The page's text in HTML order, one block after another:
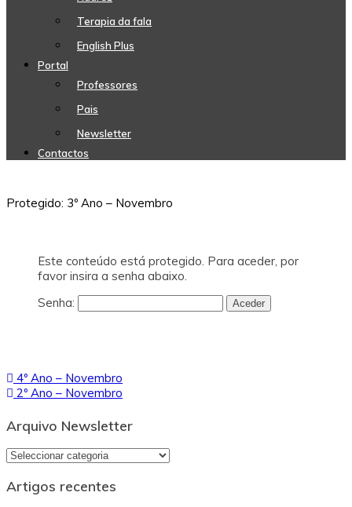
Terapia da fala
English Plus
Portal
Professores
Pais
Newsletter
Contactos
Protegido: 3º Ano – Novembro
Este conteúdo está protegido. Para aceder, por
favor insira a senha abaixo.
Senha:
Navegação
de
artigos
4º Ano – Novembro
2º Ano – Novembro
Arquivo Newsletter
Arquivo
Artigos recentes